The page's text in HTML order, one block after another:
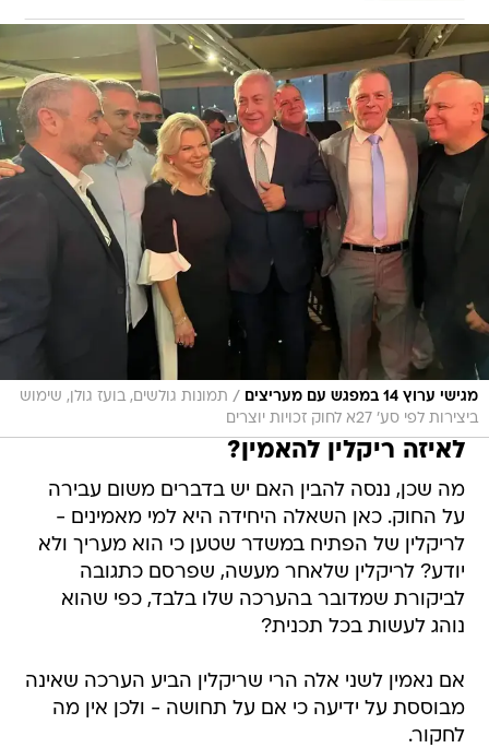
מגישי ערוץ 14 במפגש עם מעריצים / תמונות גולשים, בועז גולן, שימוש
ביצירות לפי סע' 27א לחוק זכויות יוצרים
לאיזה ריקלין להאמין?
מה שכן, ננסה להבין האם יש בדברים משום עבירה
על החוק. כאן השאלה היחידה היא למי מאמינים -
לריקלין של הפתיח במשדר שטען כי הוא מעריך ולא
יודע? לריקלין שלאחר מעשה, שפרסם כתגובה
לביקורת שמדובר בהערכה שלו בלבד, כפי שהוא
נוהג לעשות בכל תכנית?
אם נאמין לשני אלה הרי שריקלין הביע הערכה שאינה
מבוססת על ידיעה כי אם על תחושה - ולכן אין מה
לחקור.